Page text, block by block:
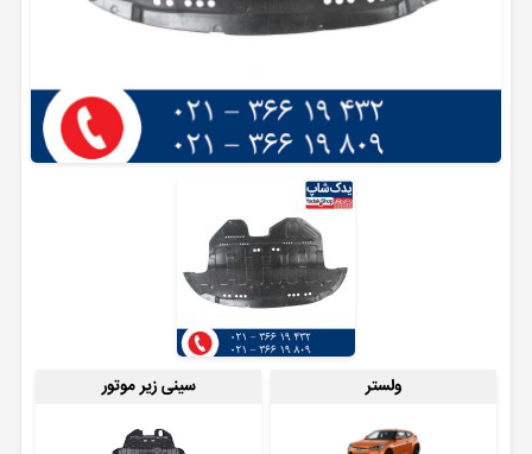
ولستر سینی زیر موتور